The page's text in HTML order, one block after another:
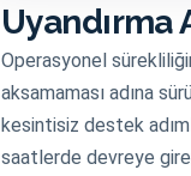
Uyandırma
Operasyonel
aksamaması adına
kesintisiz destek
saatlerde devreye